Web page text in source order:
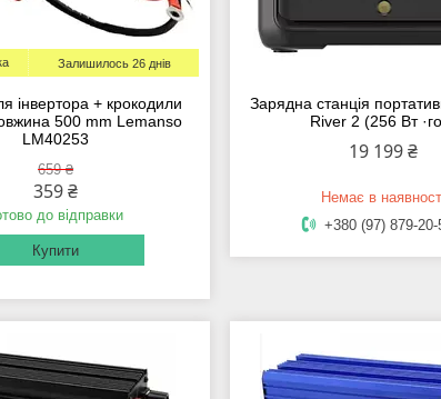
Залишилось 26 днів
інвертора + крокодили
500 mm Lemanso
LM40253
659 ₴
359 ₴
до відправки
Купити
Зарядна станція
River 2 (256 Вт
19 199 ₴
Немає в
+380 (97) 879-20-